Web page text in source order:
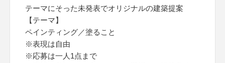
テーマにそった未発表でオリジナルの建築提案
【テーマ】
ペインティング／塗ること
※表現は自由
※応募は一人1点まで